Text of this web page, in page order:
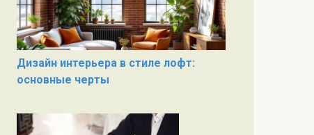
Дизайн интерьера в стиле лофт:
основные черты